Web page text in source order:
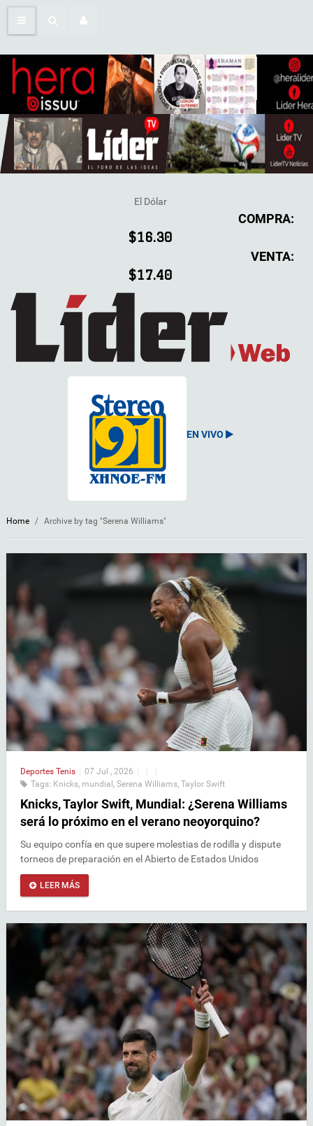
El Dólar
COMPRA:
$16.30
VENTA:
$17.40
EN VIVO
Home / Archive by tag "Serena Williams"
Deportes Tenis | 07 Jul , 2026 | |
|
Tags: Knicks mundial Serena Williams Taylor Swift
Knicks, Taylor Swift, Mundial: ¿Serena Williams
será lo próximo en el verano neoyorquino?
Su equipo confía en que supere molestias de rodilla y dispute
torneos de preparación en el Abierto de Estados Unidos
LEER MÁS